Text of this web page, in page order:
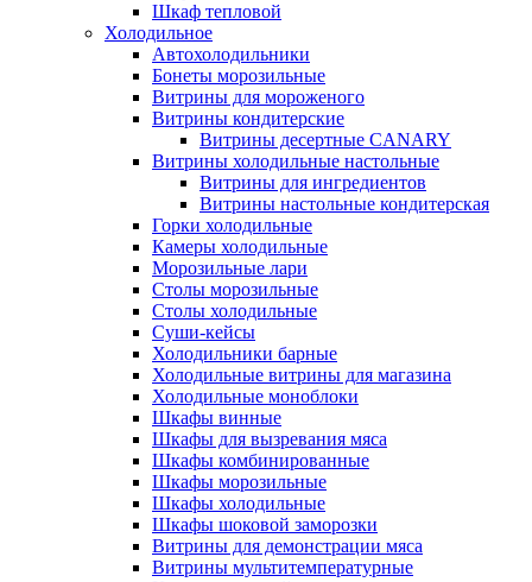
Шкаф тепловой
Холодильное
Автохолодильники
Бонеты морозильные
Витрины для мороженого
Витрины кондитерские
Витрины десертные CANARY
Витрины холодильные настольные
Витрины для ингредиентов
Витрины настольные кондитерская
Горки холодильные
Камеры холодильные
Морозильные лари
Столы морозильные
Столы холодильные
Суши-кейсы
Холодильники барные
Холодильные витрины для магазина
Холодильные моноблоки
Шкафы винные
Шкафы для вызревания мяса
Шкафы комбинированные
Шкафы морозильные
Шкафы холодильные
Шкафы шоковой заморозки
Витрины для демонстрации мяса
Витрины мультитемпературные